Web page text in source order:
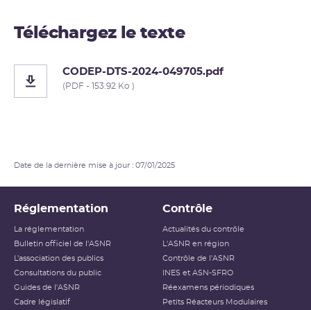
Téléchargez le texte
CODEP-DTS-2024-049705.pdf
(PDF - 153.92 Ko )
Date de la dernière mise à jour : 07/01/2025
Réglementation
La réglementation
Bulletin officiel de l'ASNR
L’association des publics
Consultations du public
Guides de l'ASNR
Cadre législatif
Contrôle
Actualités du contrôle
L'ASNR en région
Contrôle de l'ASNR
INES et ASN-SFRO
Réexamens périodiques
Petits Réacteurs Modulaires